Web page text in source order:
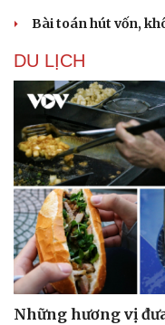
Bài toán hút vốn,
DU LỊCH
Những hương vị